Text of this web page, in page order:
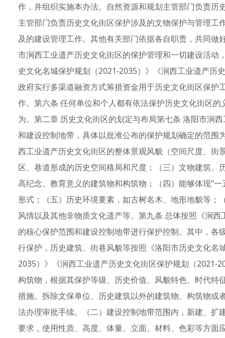
作，并组织实施本办法。自然资源和规划主管部门负责
主管部门负责历史文化街区保护涉及的文物保护与管理
及的建设管理工作。其他有关部门依据各自职责，共同
市涧西工业遗产历史文化街区的保护管理和一切建设活
史文化名城保护规划（2021-2035）》《涧西工业遗产历
政府实行多渠道融资方式筹措资金用于历史文化街区保
作。第六条 任何单位和个人都有依法保护历史文化街区
为。第二章 历史文化街区的划定与布局第七条 洛阳市涧
和建设控制地带，具体以批准公布的保护规划确定的范
西工业遗产历史文化街区的整体景观风貌（空间尺度、
区、巷道形成的历史空间格局和尺度；（三）文物建筑
高纪念、教育意义的建筑物和构筑物；（四）能够体现“
形式；（五）历史环境要素，如古树名木、地形地貌等
风情以及其他非物质文化遗产等。第九条 总体按照《涧
的核心保护范围和建设控制地带进行保护控制。其中，
行保护，历史建筑、街巷风貌等按照《洛阳市历史文化
2035）》《涧西工业遗产历史文化街区保护规划（2021-
构筑物，根据其保护等级、历史价值、风貌特色、时代
措施。拆除文保单位、历史建筑以外的建筑物、构筑物
法办理审批手续。（二）建设控制地带范围内，新建、
要求，使用性质、高度、体量、立面、材料、色彩等方